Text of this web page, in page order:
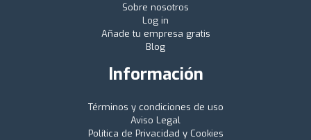
Sobre nosotros
Log in
Añade tu empresa gratis
Blog
Información
Términos y condiciones de uso
Aviso Legal
Política de Privacidad y Cookies